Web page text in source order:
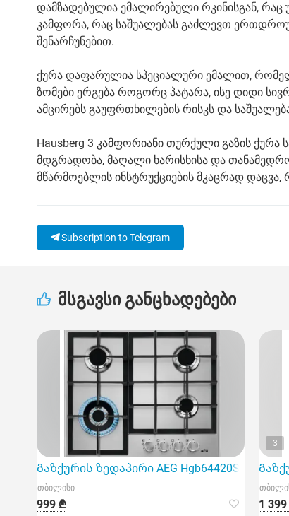
დამზადებულია ემალირებული რკინისგან,
კამფორა, რაც საშუალებას გაძლევთ
შენარჩუნებით.
ქურა დაფარულია სპეციალური ემალით,
ზომები ერგება როგორც პატარა, ისე დიდი
ამცირებს გაუფრთხილების რისკს და
Hausberg 3 კამფორიანი თურქული გაზის
მდგრადობა, მაღალი ხარისხისა და
მწარმოებლის ინსტრუქციების მკაცრად
Subscription to Telegram
მსგავსი განცხადებები
Გაზქურის ზედაპირი AEG Hgb64420Sm
თბილისი
999 ₾
3
1